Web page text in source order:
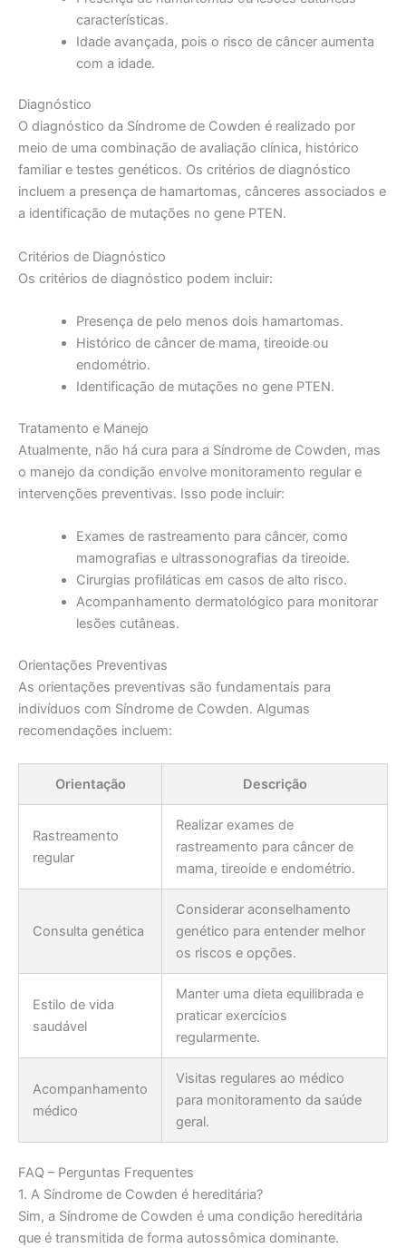
características.
Idade avançada, pois o risco de câncer aumenta
com a idade.
Diagnóstico
O diagnóstico da Síndrome de Cowden é realizado por
meio de uma combinação de avaliação clínica, histórico
familiar e testes genéticos. Os critérios de diagnóstico
incluem a presença de hamartomas, cânceres associados e
a identificação de mutações no gene PTEN.
Critérios de Diagnóstico
Os critérios de diagnóstico podem incluir:
Presença de pelo menos dois hamartomas.
Histórico de câncer de mama, tireoide ou
endométrio.
Identificação de mutações no gene PTEN.
Tratamento e Manejo
Atualmente, não há cura para a Síndrome de Cowden, mas
o manejo da condição envolve monitoramento regular e
intervenções preventivas. Isso pode incluir:
Exames de rastreamento para câncer, como
mamografias e ultrassonografias da tireoide.
Cirurgias profiláticas em casos de alto risco.
Acompanhamento dermatológico para monitorar
lesões cutâneas.
Orientações Preventivas
As orientações preventivas são fundamentais para
indivíduos com Síndrome de Cowden. Algumas
recomendações incluem:
Orientação Descrição
Rastreamento
regular
Realizar exames de
rastreamento para câncer de
mama, tireoide e endométrio.
Consulta genética
Considerar aconselhamento
genético para entender melhor
os riscos e opções.
Estilo de vida
saudável
Manter uma dieta equilibrada e
praticar exercícios
regularmente.
Acompanhamento
médico
Visitas regulares ao médico
para monitoramento da saúde
geral.
FAQ – Perguntas Frequentes
1. A Síndrome de Cowden é hereditária?
Sim, a Síndrome de Cowden é uma condição hereditária
que é transmitida de forma autossômica dominante.